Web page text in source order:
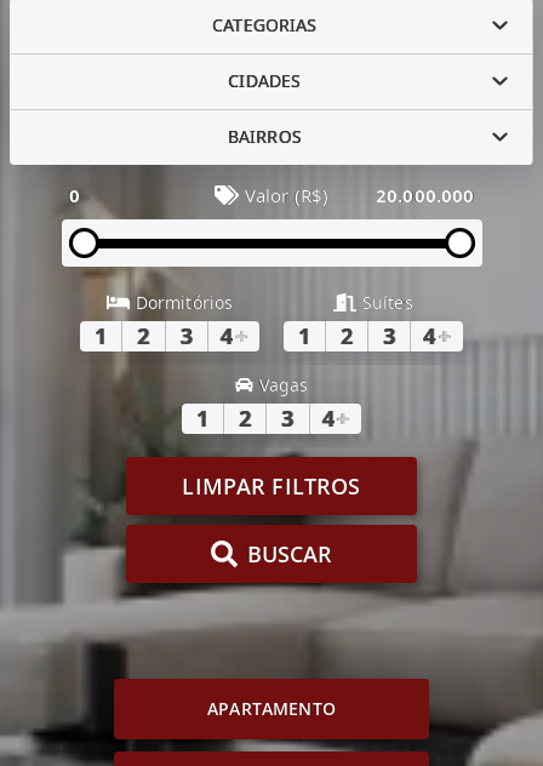
CATEGORIAS
CIDADES
BAIRROS
0 Valor (R$) 20.000.000
Dormitórios
1 2 3 4+
Suítes
1 2 3 4+
Vagas
1 2 3 4+
LIMPAR FILTROS
BUSCAR
APARTAMENTO